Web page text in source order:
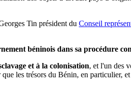
Tin président du Conseil
béninois dans sa procédure
et à la colonisation, et l'un des
les trésors du Bénin, en particulier,